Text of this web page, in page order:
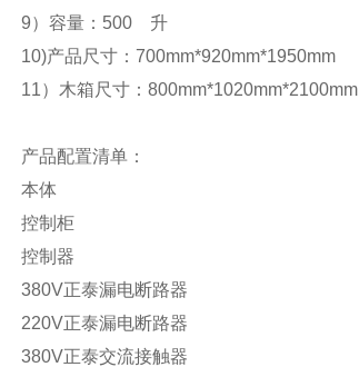
9）容量： 500 升
10)产品尺寸：700mm*920mm*1950mm
11）木箱尺寸：800mm*1020mm*2100mm
产品配置清单：
本体
控制柜
控制器
380V正泰漏电断路器
220V正泰漏电断路器
380V正泰交流接触器